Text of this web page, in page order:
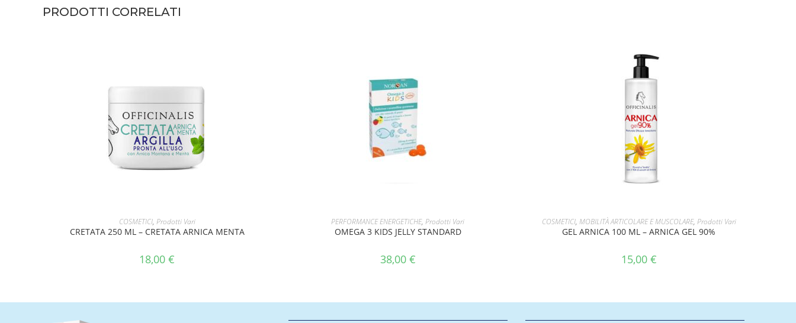
PRODOTTI CORRELATI
AGGIUNGI AL CARRELLO
COSMETICI, Prodotti Vari
CRETATA 250 ML – CRETATA ARNICA MENTA
18,00€
AGGIUNGI AL CARRELLO
PERFORMANCE ENERGETICHE,Prodotti Vari
OMEGA 3 KIDS JELLY STANDARD
38,00 €
AGGIUNGI AL CARRELLO
COSMETICI, MOBILITÀ ARTICOLARE E MUSCOLARE, Prodotti Vari
GEL ARNICA 100 ML – ARNICA GEL 90%
15,00 €